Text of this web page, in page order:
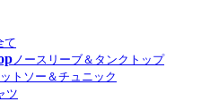
て
ノースリーブ＆タンクトップ
トソー＆チュニック
ツ